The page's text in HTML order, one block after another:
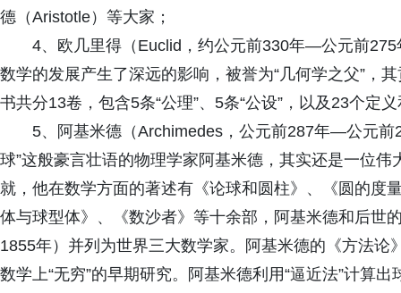
德（Aristotle）等大家；
4、欧几里得（Euclid，约公元前330年—公元前
数学的发展产生了深远的影响，被誉为“几何学之父”，
书共分13卷，包含5条“公理”、5条“公设”，以及23个定
5、阿基米德（Archimedes，公元前287年—公元前
球”这般豪言壮语的物理学家阿基米德，其实还是一位
就，他在数学方面的著述有《论球和圆柱》、《圆的度
体与球型体》、《数沙者》等十余部，阿基米德和后
1855年）并列为世界三大数学家。阿基米德的《方法论
数学上“无穷”的早期研究。阿基米德利用“逼近法”计算